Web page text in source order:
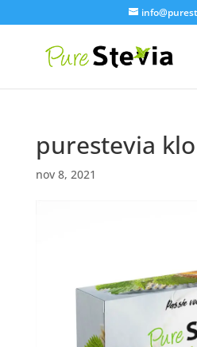
purestevia
nov 8, 2021